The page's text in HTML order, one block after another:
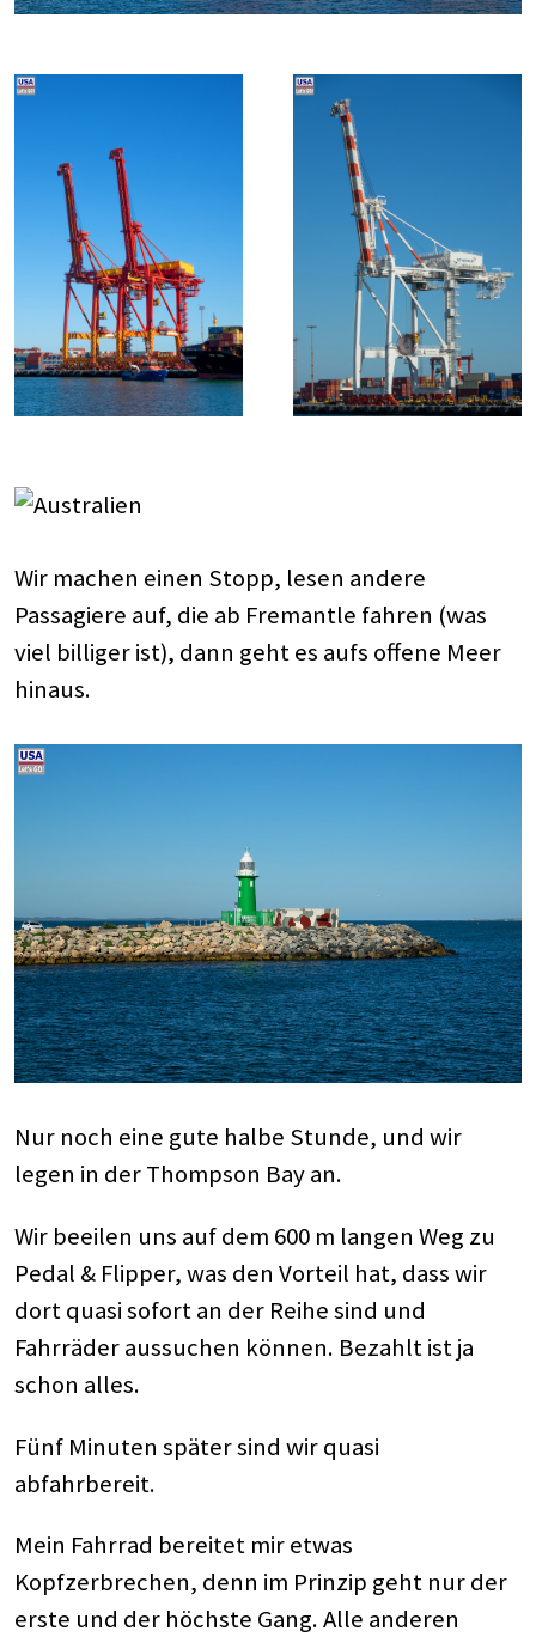
Wir machen einen Stopp, lesen andere
Passagiere auf, die ab Fremantle fahren (was
viel billiger ist), dann geht es aufs offene Meer
hinaus.
Nur noch eine gute halbe Stunde, und wir
legen in der Thompson Bay an.
Wir beeilen uns auf dem 600 m langen Weg zu
Pedal & Flipper, was den Vorteil hat, dass wir
dort quasi sofort an der Reihe sind und
Fahrräder aussuchen können. Bezahlt ist ja
schon alles.
Fünf Minuten später sind wir quasi
abfahrbereit.
Mein Fahrrad bereitet mir etwas
Kopfzerbrechen, denn im Prinzip geht nur der
erste und der höchste Gang. Alle anderen